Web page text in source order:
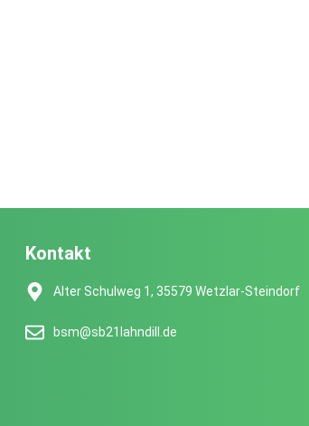
Kontakt
Alter Schulweg 1, 35579 Wetzlar-Steindorf
bsm@sb21lahndill.de